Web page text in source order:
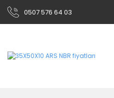
0507 576 64 03